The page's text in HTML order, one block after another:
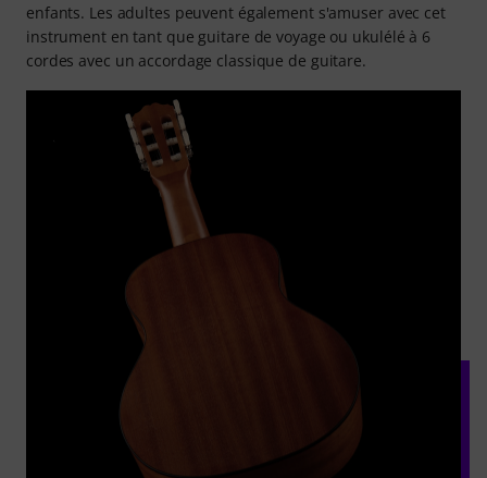
enfants. Les adultes peuvent également s'amuser avec cet
instrument en tant que guitare de voyage ou ukulélé à 6
cordes avec un accordage classique de guitare.